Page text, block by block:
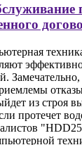
Замечательно,
из строя
протечет